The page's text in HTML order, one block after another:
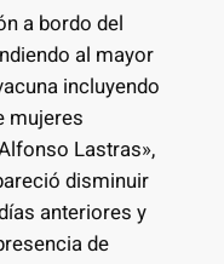
a bordo del
al mayor
incluyendo
mujeres
Lastras»,
disminuir
anteriores y
de